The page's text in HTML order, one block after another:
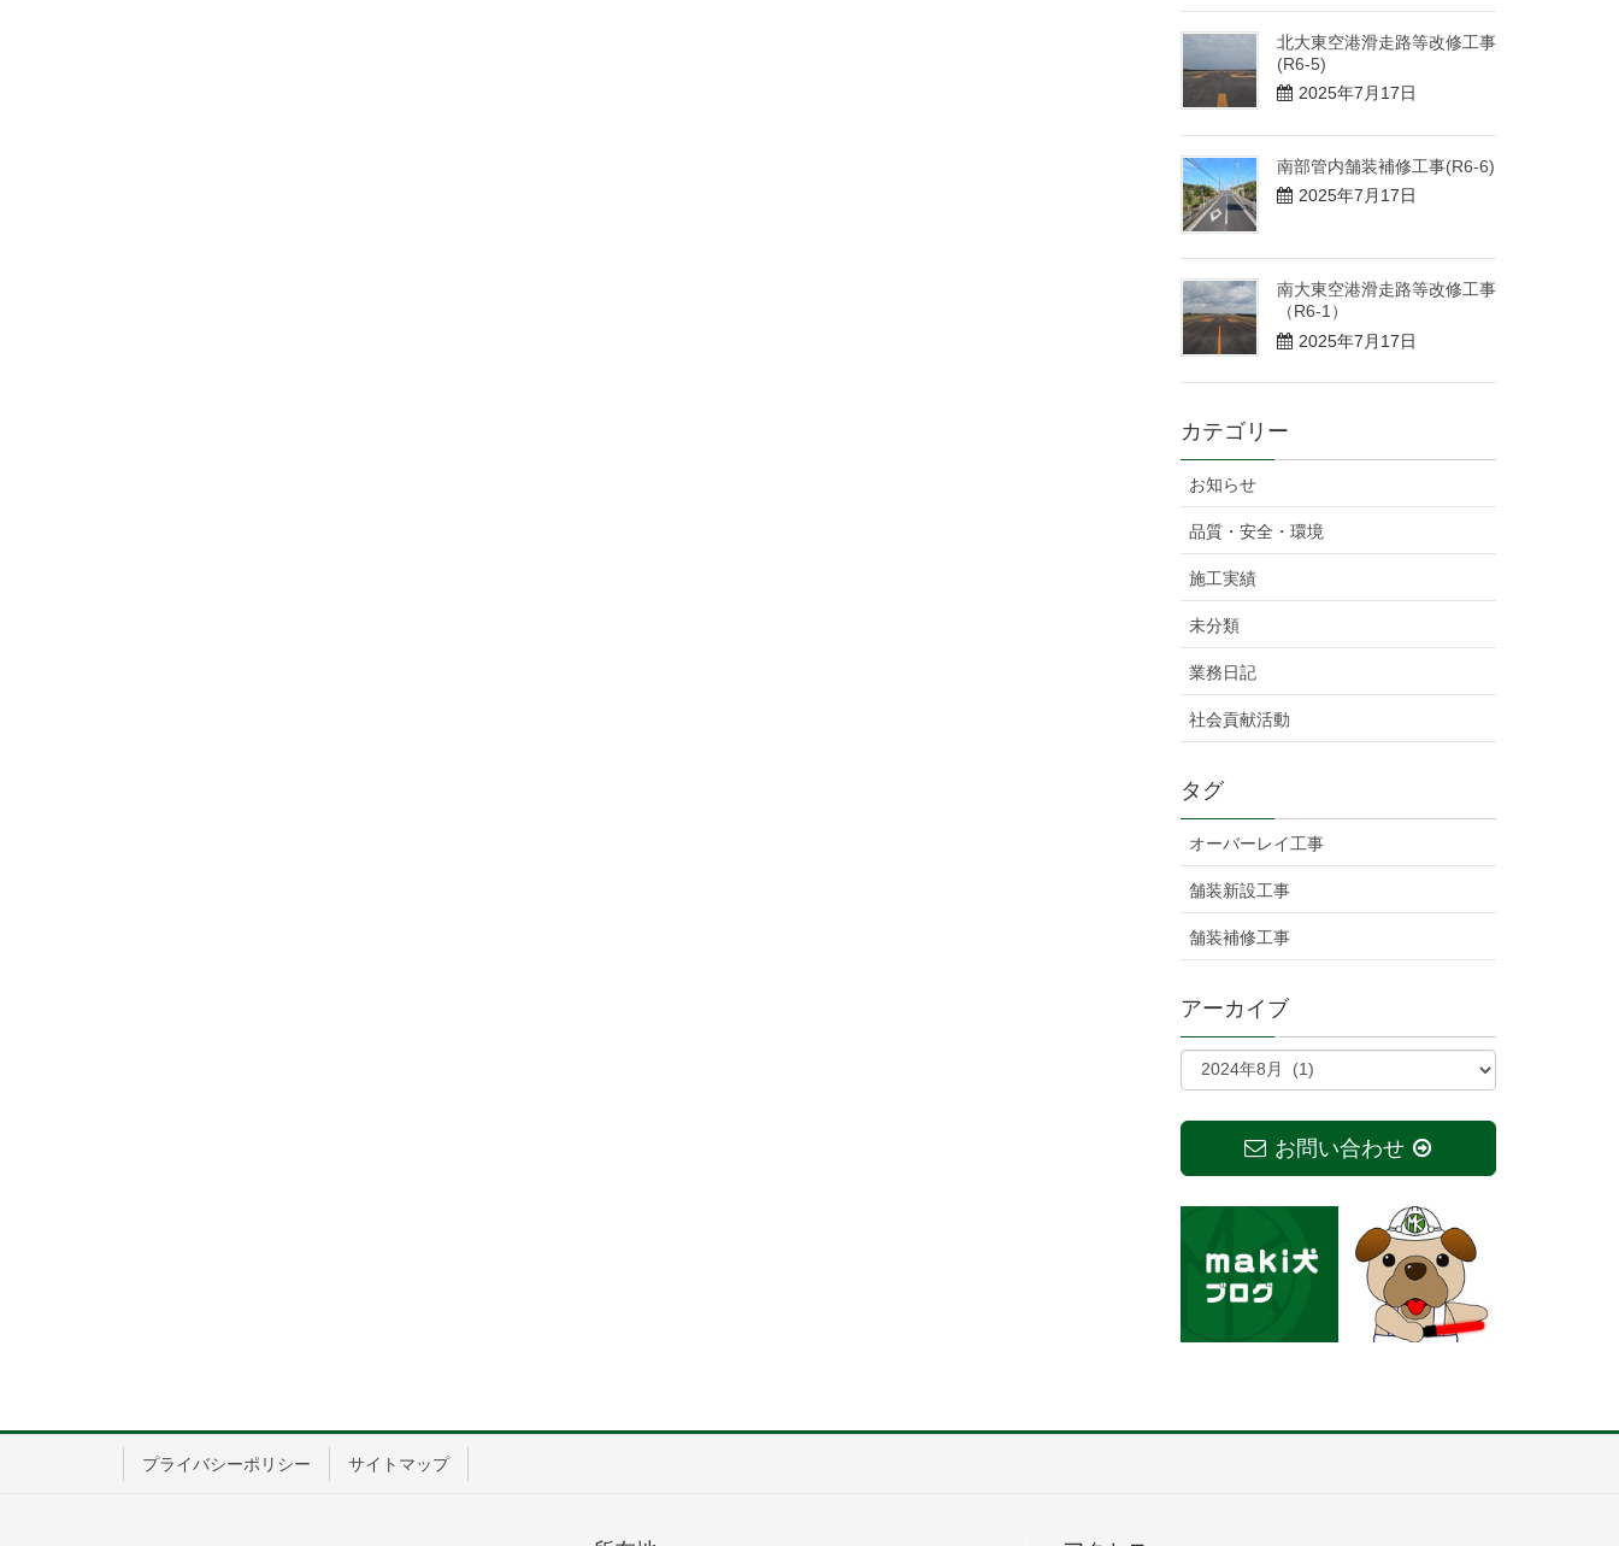
北大東空港滑走路等改修工事
(R6-5)
2025年7月17日
南部管内舗装補修工事(R6-6)
2025年7月17日
南大東空港滑走路等改修工事
（R6-1）
2025年7月17日
カテゴリー
お知らせ
品質・安全・環境
施工実績
未分類
業務日記
社会貢献活動
タグ
オーバーレイ工事
舗装新設工事
舗装補修工事
アーカイブ
お問い合わせ
プライバシーポリシー サイトマップ